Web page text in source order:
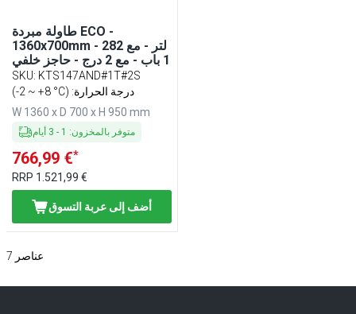
طاولة مبردة ECO -
1360x700mm - 282 لتر - مع
1 باب - مع 2 درج - حاجز خلفي
SKU: KTS147AND#1T#2S
(-2 ~ +8 °C) :درجة الحرارة
W 1360 x D 700 x H 950 mm
متوفر بالمخزون:
1
-
3 أيام
766,99 €*
RRP 1.521,99 €
أضف إلى عربة التسوق
7 عناصر